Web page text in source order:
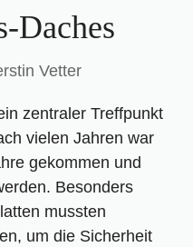
Daches
Vetter
zentraler Treffpunkt
vielen Jahren war
gekommen und
Besonders
mussten
um die Sicherheit